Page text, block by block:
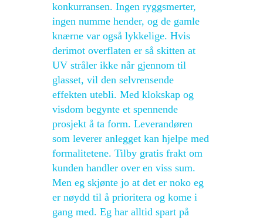
konkurransen. Ingen ryggsmerter,
ingen numme hender, og de gamle
knærne var også lykkelige. Hvis
derimot overflaten er så skitten at
UV stråler ikke når gjennom til
glasset, vil den selvrensende
effekten utebli. Med klokskap og
visdom begynte et spennende
prosjekt å ta form. Leverandøren
som leverer anlegget kan hjelpe med
formalitetene. Tilby gratis frakt om
kunden handler over en viss sum.
Men eg skjønte jo at det er noko eg
er nøydd til å prioritera og kome i
gang med. Eg har alltid spart på